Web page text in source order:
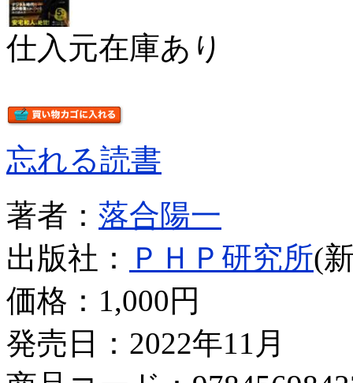
仕入元在庫あり
忘れる読書
著者： 落合陽一
出版社：
ＰＨＰ研究所(
価格： 1,000円
発売日：2022年11月